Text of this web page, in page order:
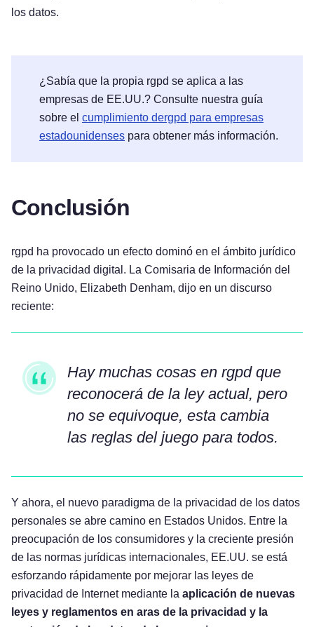
los datos.
¿Sabía que la propia rgpd se aplica a las
empresas de EE.UU.? Consulte nuestra guía
sobre el cumplimiento dergpd para empresas
estadounidenses para obtener más información.
Conclusión
rgpd ha provocado un efecto dominó en el ámbito jurídico
de la privacidad digital. La Comisaria de Información del
Reino Unido, Elizabeth Denham, dijo en un discurso
reciente:
Hay muchas cosas en rgpd que
reconocerá de la ley actual, pero
no se equivoque, esta cambia
las reglas del juego para todos.
Y ahora, el nuevo paradigma de la privacidad de los datos
personales se abre camino en Estados Unidos. Entre la
preocupación de los consumidores y la creciente presión
de las normas jurídicas internacionales, EE.UU. se está
esforzando rápidamente por mejorar las leyes de
privacidad de Internet mediante la aplicación de nuevas
leyes y reglamentos en aras de la privacidad y la